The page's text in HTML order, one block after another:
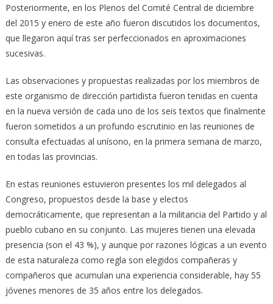
Posteriormente, en los Plenos del Comité Central de diciembre
del 2015 y enero de este año fueron discutidos los documentos,
que llegaron aquí tras ser perfeccionados en aproximaciones
sucesivas.
Las observaciones y propuestas realizadas por los miembros de
este organismo de dirección partidista fueron tenidas en cuenta
en la nueva versión de cada uno de los seis textos que finalmente
fueron sometidos a un profundo escrutinio en las reuniones de
consulta efectuadas al unísono, en la primera semana de marzo,
en todas las provincias.
En estas reuniones estuvieron presentes los mil delegados al
Congreso, propuestos desde la base y electos
democráticamente, que representan a la militancia del Partido y al
pueblo cubano en su conjunto. Las mujeres tienen una elevada
presencia (son el 43 %), y aunque por razones lógicas a un evento
de esta naturaleza como regla son elegidos compañeras y
compañeros que acumulan una experiencia considerable, hay 55
jóvenes menores de 35 años entre los delegados.